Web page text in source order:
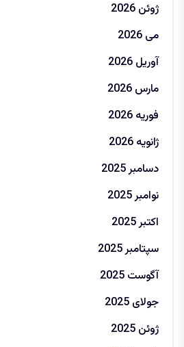
ژوئن 2026
می 2026
آوریل 2026
مارس 2026
فوریه 2026
ژانویه 2026
دسامبر 2025
نوامبر 2025
اکتبر 2025
سپتامبر 2025
آگوست 2025
جولای 2025
ژوئن 2025